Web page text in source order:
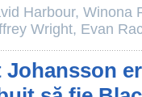
Harbour, Winona
Wright, Evan
Johansson